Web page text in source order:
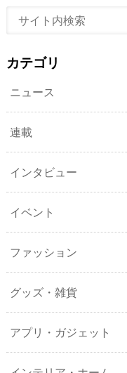
カテゴリ
ニュース
連載
インタビュー
イベント
ファッション
グッズ・雑貨
アプリ・ガジェット